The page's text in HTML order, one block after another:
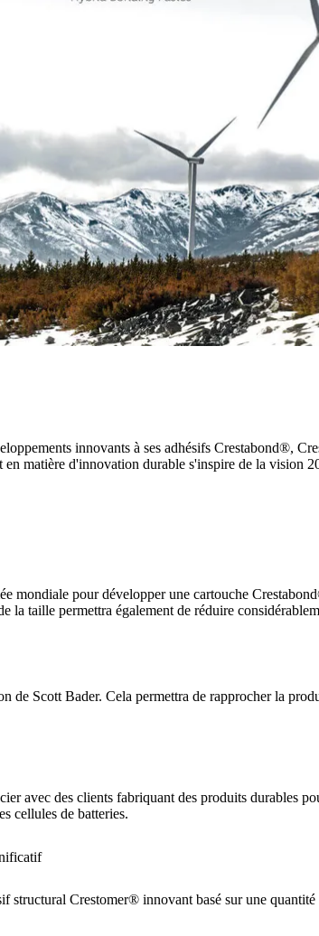
innovants à ses adhésifs Crestabond®,
matière d'innovation durable s'inspire de la vision
mondiale pour développer une cartouche
taille permettra également de réduire
de Scott Bader. Cela permettra de rapprocher la
avec des clients fabriquant des produits durables
cellules de batteries.
structural Crestomer® innovant basé sur une